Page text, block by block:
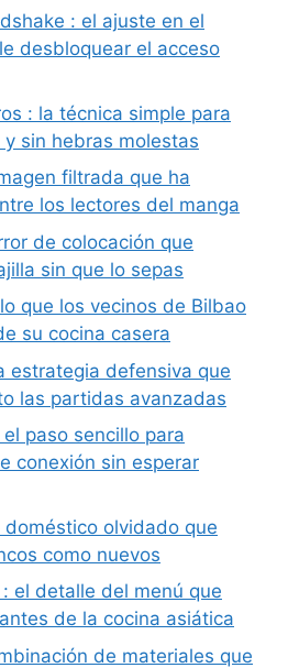
: el ajuste en el
desbloquear el acceso
: la técnica simple para
sin hebras molestas
filtrada que ha
los lectores del manga
de colocación que
sin que lo sepas
que los vecinos de Bilbao
su cocina casera
estrategia defensiva que
las partidas avanzadas
paso sencillo para
conexión sin esperar
olvidado que
como nuevos
el detalle del menú que
de la cocina asiática
de materiales que